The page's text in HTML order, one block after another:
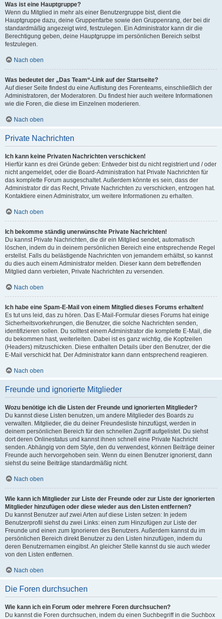
Was ist eine Hauptgruppe?
Wenn du Mitglied in mehr als einer Benutzergruppe bist, dient die
Hauptgruppe dazu, deine Gruppenfarbe sowie den Gruppenrang, der bei dir
standardmäßig angezeigt wird, festzulegen. Ein Administrator kann dir die
Berechtigung geben, deine Hauptgruppe im persönlichen Bereich selbst
festzulegen.
Nach oben
Was bedeutet der „Das Team“-Link auf der Startseite?
Auf dieser Seite findest du eine Auflistung des Forenteams, einschließlich der
Administratoren, der Moderatoren. Du findest hier auch weitere Informationen
wie die Foren, die diese im Einzelnen moderieren.
Nach oben
Private Nachrichten
Ich kann keine Privaten Nachrichten verschicken!
Hierfür kann es drei Gründe geben: Entweder bist du nicht registriert und / oder
nicht angemeldet, oder die Board-Administration hat Private Nachrichten für
das komplette Forum ausgeschaltet. Außerdem könnte es sein, dass der
Administrator dir das Recht, Private Nachrichten zu verschicken, entzogen hat.
Kontaktiere einen Administrator, um weitere Informationen zu erhalten.
Nach oben
Ich bekomme ständig unerwünschte Private Nachrichten!
Du kannst Private Nachrichten, die dir ein Mitglied sendet, automatisch
löschen, indem du in deinem persönlichen Bereich eine entsprechende Regel
erstellst. Falls du belästigende Nachrichten von jemandem erhältst, so kannst
du dies auch einem Administrator melden. Dieser kann dem betreffenden
Mitglied dann verbieten, Private Nachrichten zu versenden.
Nach oben
Ich habe eine Spam-E-Mail von einem Mitglied dieses Forums erhalten!
Es tut uns leid, das zu hören. Das E-Mail-Formular dieses Forums hat einige
Sicherheitsvorkehrungen, die Benutzer, die solche Nachrichten senden,
identifizieren sollen. Du solltest einem Administrator die komplette E-Mail, die
du bekommen hast, weiterleiten. Dabei ist es ganz wichtig, die Kopfzeilen
(Headers) mitzuschicken. Diese enthalten Details über den Benutzer, der die
E-Mail verschickt hat. Der Administrator kann dann entsprechend reagieren.
Nach oben
Freunde und ignorierte Mitglieder
Wozu benötige ich die Listen der Freunde und ignorierten Mitglieder?
Du kannst diese Listen benutzen, um andere Mitglieder des Boards zu
verwalten. Mitglieder, die du deiner Freundesliste hinzufügst, werden in
deinem persönlichen Bereich für den schnellen Zugriff aufgelistet. Du siehst
dort deren Onlinestatus und kannst ihnen schnell eine Private Nachricht
senden. Abhängig von dem Style, den du verwendest, können Beiträge deiner
Freunde auch hervorgehoben sein. Wenn du einen Benutzer ignorierst, dann
siehst du seine Beiträge standardmäßig nicht.
Nach oben
Wie kann ich Mitglieder zur Liste der Freunde oder zur Liste der ignorierten
Mitglieder hinzufügen oder diese wieder aus den Listen entfernen?
Du kannst Benutzer auf zwei Arten auf diese Listen setzen: In jedem
Benutzerprofil siehst du zwei Links: einen zum Hinzufügen zur Liste der
Freunde und einen zum Ignorieren des Benutzers. Außerdem kannst du im
persönlichen Bereich direkt Benutzer zu den Listen hinzufügen, indem du
deren Benutzernamen eingibst. An gleicher Stelle kannst du sie auch wieder
von den Listen entfernen.
Nach oben
Die Foren durchsuchen
Wie kann ich ein Forum oder mehrere Foren durchsuchen?
Du kannst die Foren durchsuchen, indem du einen Suchbegriff in die Suchbox